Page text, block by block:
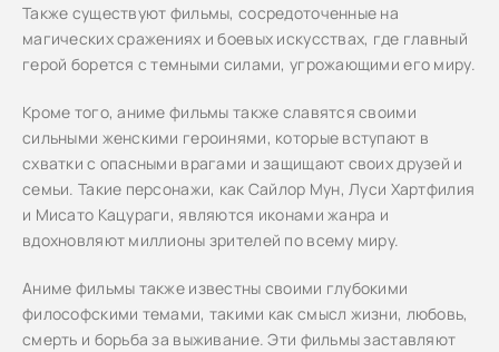
Также существуют фильмы, сосредоточенные на
магических сражениях и боевых искусствах, где главный
герой борется с темными силами, угрожающими его миру.
Кроме того, аниме фильмы также славятся своими
сильными женскими героинями, которые вступают в
схватки с опасными врагами и защищают своих друзей и
семьи. Такие персонажи, как Сайлор Мун, Луси Хартфилия
и Мисато Кацураги, являются иконами жанра и
вдохновляют миллионы зрителей по всему миру.
Аниме фильмы также известны своими глубокими
философскими темами, такими как смысл жизни, любовь,
смерть и борьба за выживание. Эти фильмы заставляют